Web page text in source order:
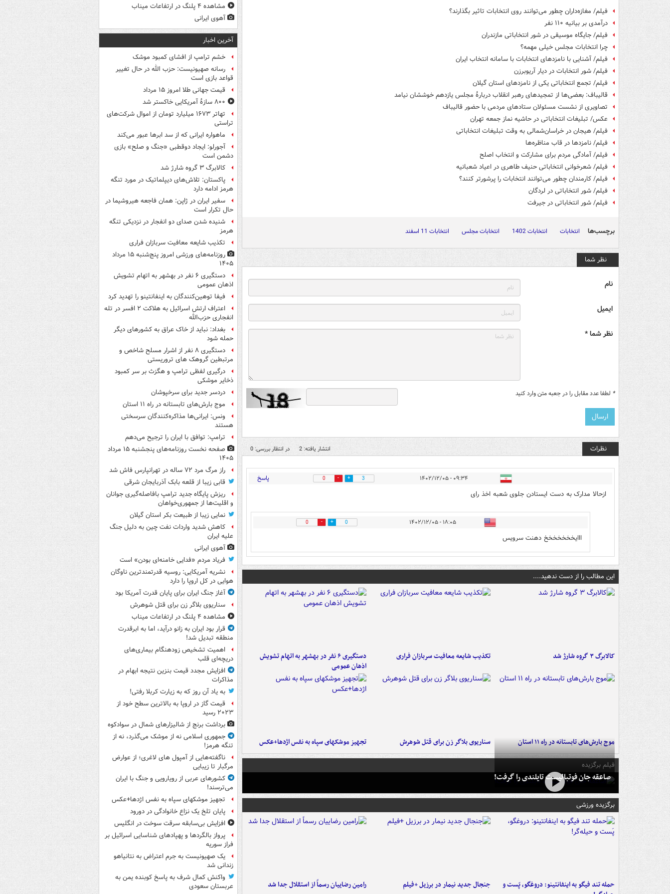
فیلم/ مغازه‌داران چطور می‌توانند روی انتخابات تاثیر بگذارند؟
درآمدی بر بیانیه ۱۱۰ نفر
فیلم/ جایگاه موسیقی در شور انتخاباتی مازندران
‏چرا انتخابات مجلس خیلی مهمه؟
فیلم/ آشنایی با نامزدهای انتخابات با سامانه انتخاب ایران
فیلم/ شور انتخابات در دیار آریوبرزن
فیلم/ تجمع انتخاباتی یکی از نامزدهای استان گیلان
قالیباف: بعضی‌ها از تمجیدهای رهبر انقلاب دربارۀ مجلس یازدهم خوششان نیامد
تصاویری از نشست مسئولان ستادهای مردمی با حضور قالیباف
عکس/ تبلیغات انتخاباتی در حاشیه نماز جمعه تهران
فیلم/ هیجان در خراسان‌شمالی به وقت تبلیغات انتخاباتی
فیلم/ نامزدها در قاب مناظره‌ها
فیلم/ آمادگی مردم برای مشارکت و انتخاب اصلح
فیلم/ شعرخوانی انتخاباتی حنیف طاهری در اعیاد شعبانیه
فیلم/ کارمندان چطور می‌توانند انتخابات را پرشورتر کنند؟
فیلم/ شور انتخاباتی در لردگان
فیلم/ شور انتخاباتی در جیرفت
برچسب‌ها انتخابات انتخابات 1402 انتخابات مجلس انتخابات 11 اسفند
نظر شما
نام
ایمیل
نظر شما *
* لطفا عدد مقابل را در جعبه متن وارد کنید
نظرات انتشار یافته: 2 در انتظار بررسی: 0
۰۹:۳۴ - ۱۴۰۲/۱۲/۰۵ 3
0 پاسخ
ازحالا مدارک به دست ایستادن جلوی شعبه اخذ رای
۱۸:۰۵ - ۱۴۰۲/۱۲/۰۵ 0
0
ااایخخخخخخخ دهنت سرویس
این مطالب را از دست ندهید....
کالابرگ ۳ گروه شارژ شد تکذیب شایعه معافیت سربازان فراری
دستگیری ۶ نفر در بهشهر به اتهام تشویش
اذهان عمومی
موج بارش‌های تابستانه در راه ۱۱ استان سناریوی بلاگر زن برای قتل شوهرش تجهیز موشکهای سپاه به نفس اژدها+عکس
فیلم برگزیده
صاعقه جان فوتبالیست تایلندی را گرفت!
برگزیده ورزشی
حمله تند فیگو به اینفانتینو: دروغگو، پَست‌ و
جنجال جدید نیمار در برزیل +فیلم رامین رضاییان رسماً از استقلال جدا شد
مشاهده ۴ پلنگ در ارتفاعات میناب
آهوی ایرانی
آخرین اخبار
خشم ترامپ از افشای کمبود موشک
رسانه صهیونیست: حزب الله در حال تغییر
قواعد بازی است
قیمت جهانی طلا امروز ۱۵ مرداد
۸۰۰ سازۀ آمریکایی خاکستر شد
تهاتر ۱۶۷۳ میلیارد تومان از اموال شرکت‌های
تراستی
ماهواره ایرانی که از سد ابرها عبور می‌کند
آجورلو: ایجاد دوقطبی «جنگ و صلح‌» بازی
دشمن است
کالابرگ ۳ گروه شارژ شد
پاکستان: تلاش‌های دیپلماتیک در مورد تنگه
هرمز ادامه دارد
سفیر ایران در ژاپن: همان فاجعه هیروشیما در
حال تکرار است
شنیده شدن صدای دو انفجار در نزدیکی تنگه
هرمز
تکذیب شایعه معافیت سربازان فراری
روزنامه‌های ورزشی امروز پنج‌شنبه ۱۵ مرداد
۱۴۰۵
دستگیری ۶ نفر در بهشهر به اتهام تشویش
اذهان عمومی
فیفا توهین‌کنندگان به اینفانتینو را تهدید کرد
اعتراف ارتش اسرائیل به هلاکت ۲ افسر در تله
انفجاری حزب‌الله
بغداد: نباید از خاک عراق به کشورهای دیگر
حمله شود
دستگیری ۸ نفر از اشرار مسلح شاخص و
مرتبطین گروهک های تروریستی
درگیری لفظی ترامپ و هگزث بر سر کمبود
ذخایر موشکی
دردسر جدید برای سرخپوشان
موج بارش‌های تابستانه در راه ۱۱ استان
ونس: ایرانی‌ها مذاکره‌کنندگان سرسختی
هستند
ترامپ: توافق با ایران را ترجیح می‌دهم
صفحه نخست روزنامه‌های پنجشنبه ۱۵ مرداد
۱۴۰۵
راز مرگ مرد ۷۲ ساله در تهرانپارس فاش شد
قابی زیبا از قلعه بابک آذربایجان شرقی
ریزش پایگاه جدید ترامپ بافاصله‌گیری جوانان
و اقلیت‌ها از جمهوری‌خواهان
نمایی زیبا از طبیعت بکر استان گیلان
کاهش شدید واردات نفت چین به دلیل جنگ
علیه ایران
آهوی ایرانی
فریاد مردم «فدایی خامنه‌ای بودن» است
نشریه آمریکایی: روسیه قدرتمندترین ناوگان
هوایی در کل اروپا را دارد
آغاز جنگ ایران برای پایان قدرت آمریکا بود
سناریوی بلاگر زن برای قتل شوهرش
مشاهده ۴ پلنگ در ارتفاعات میناب
قرار بود ایران به زانو درآید، اما به ابرقدرت
منطقه تبدیل شد!
اهمیت تشخیص زودهنگام بیماری‌های
دریچه‌ای قلب
افزایش مجدد قیمت بنزین نتیجه ابهام در
مذاکرات
به یاد آن روز که به زیارت کربلا رفتی!
قیمت گاز در اروپا به بالاترین سطح خود از
۲۰۲۳ رسید
برداشت برنج از شالیزارهای شمال در سوادکوه
جمهوری اسلامی نه از موشک می‌گذرد، نه از
تنگه هرمز!
ناگفته‌هایی از آمپول های لاغری؛ از عوارض
مرگبار تا زیبایی
کشورهای عربی از رویارویی و جنگ با ایران
می‌ترسند!
تجهیز موشکهای سپاه به نفس اژدها+عکس
پایان تلخ یک نزاع خانوادگی در دورود
افزایش بی‌سابقه سرقت سوخت در انگلیس
پرواز بالگردها و پهپادهای شناسایی اسرائیل بر
فراز سوریه
یک صهیونیست به جرم اعتراض به نتانیاهو
زندانی شد
واکنش کمال شرف به پاسخ کوبنده یمن به
عربستان سعودی